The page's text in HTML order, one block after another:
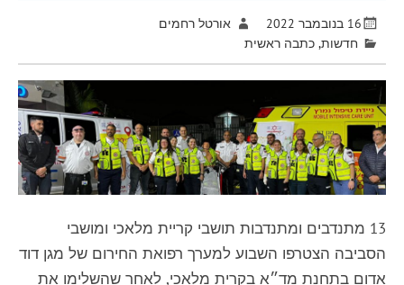
16 בנובמבר 2022
אורטל רחמים
חדשות,כתבה ראשית
13 מתנדבים ומתנדבות תושבי קריית מלאכי ומושבי
הסביבה הצטרפו השבוע למערך רפואת החירום של מגן דוד
אדום בתחנת מד״א בקרית מלאכי, לאחר שהשלימו את